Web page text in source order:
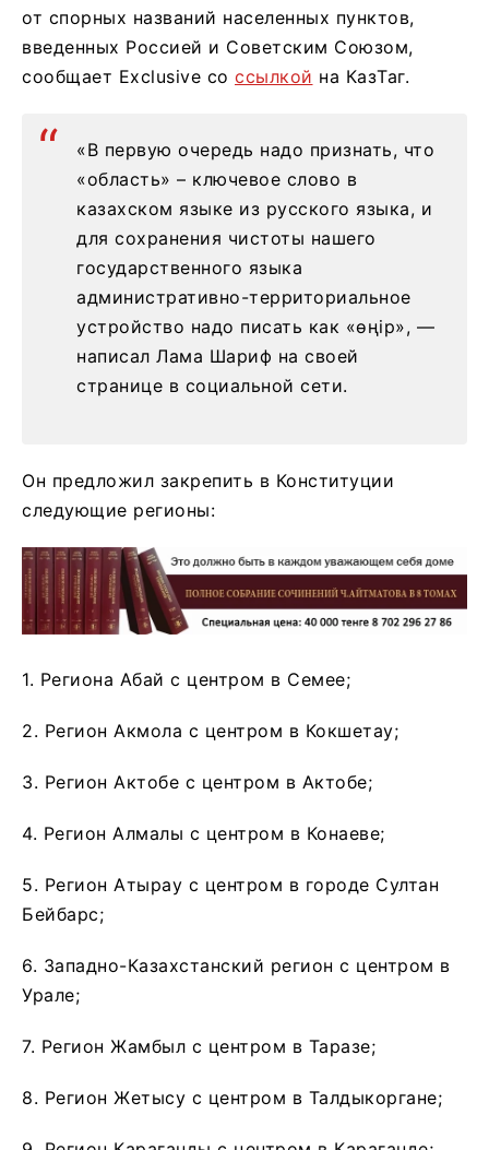
от спорных названий населенных пунктов,
введенных Россией и Советским Союзом,
сообщает Exclusive со ссылкой на КазТаг.
«В первую очередь надо признать, что
«область» – ключевое слово в
казахском языке из русского языка, и
для сохранения чистоты нашего
государственного языка
административно-территориальное
устройство надо писать как «өңір», —
написал Лама Шариф на своей
странице в социальной сети.
Он предложил закрепить в Конституции
следующие регионы:
1. Региона Абай с центром в Семее;
2. Регион Акмола с центром в Кокшетау;
3. Регион Актобе с центром в Актобе;
4. Регион Алмалы с центром в Конаеве;
5. Регион Атырау с центром в городе Султан
Бейбарс;
6. Западно-Казахстанский регион с центром в
Урале;
7. Регион Жамбыл с центром в Таразе;
8. Регион Жетысу с центром в Талдыкоргане;